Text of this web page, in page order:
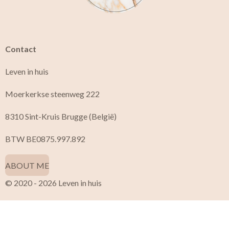
Contact
Leven in huis
Moerkerkse steenweg 222
8310 Sint-Kruis Brugge (België)
BTW BE0875.997.892
ABOUT ME
© 2020 - 2026 Leven in huis